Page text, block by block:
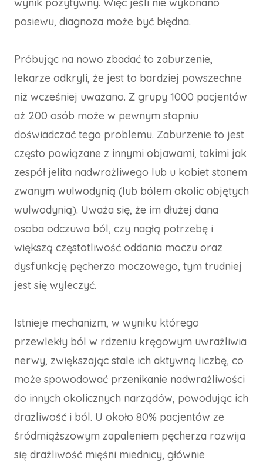
wynik pozytywny. Więc jeśli nie wykonano
posiewu, diagnoza może być błędna.
Próbując na nowo zbadać to zaburzenie,
lekarze odkryli, że jest to bardziej powszechne
niż wcześniej uważano. Z grupy 1000 pacjentów
aż 200 osób może w pewnym stopniu
doświadczać tego problemu. Zaburzenie to jest
często powiązane z innymi objawami, takimi jak
zespół jelita nadwrażliwego lub u kobiet stanem
zwanym wulwodynią (lub bólem okolic objętych
wulwodynią). Uważa się, że im dłużej dana
osoba odczuwa ból, czy nagłą potrzebę i
większą częstotliwość oddania moczu oraz
dysfunkcję pęcherza moczowego, tym trudniej
jest się wyleczyć.
Istnieje mechanizm, w wyniku którego
przewlekły ból w rdzeniu kręgowym uwrażliwia
nerwy, zwiększając stale ich aktywną liczbę, co
może spowodować przenikanie nadwrażliwości
do innych okolicznych narządów, powodując ich
drażliwość i ból. U około 80% pacjentów ze
śródmiąższowym zapaleniem pęcherza rozwija
się drażliwość mięśni miednicy, głównie